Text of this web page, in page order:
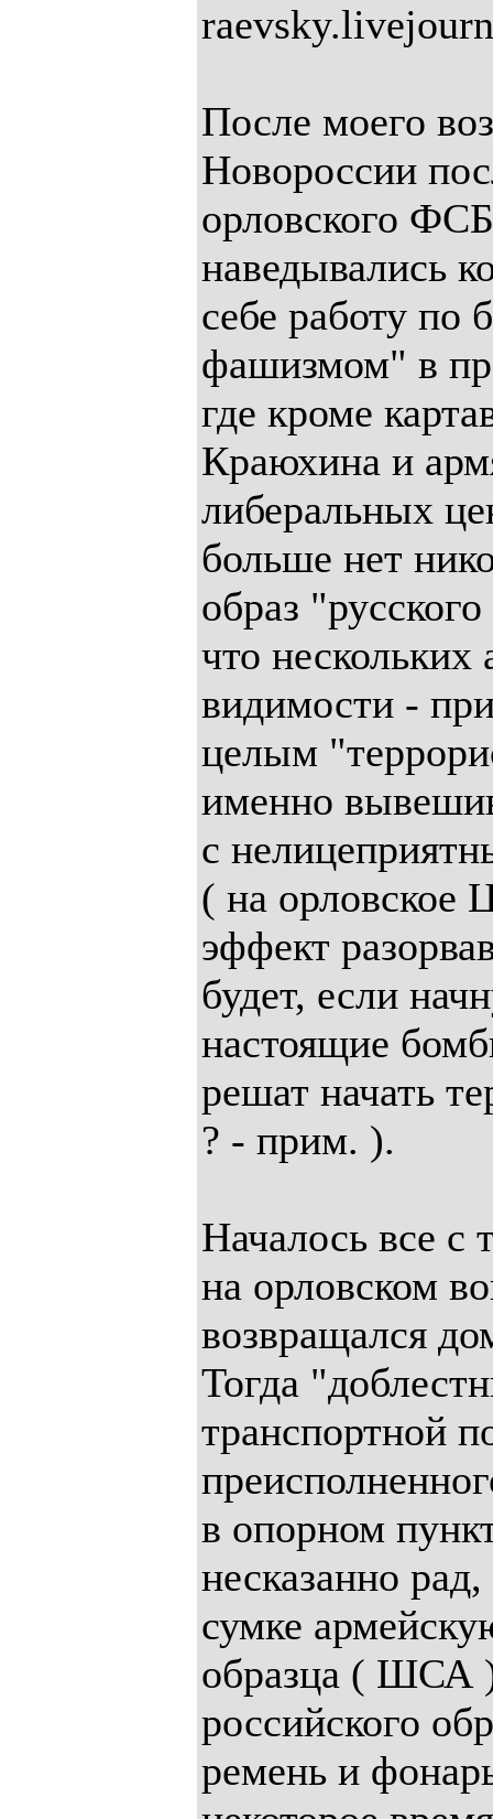
После моего
Новороссии
орловского
наведывались
себе работу по
фашизмом" в
где кроме
Краюхина и
либеральных
больше нет
образ
что нескольких
видимости -
целым
именно
с
( на орловское
эффект
будет, если
настоящие
решат начать
? - прим. ).
Началось все с
на орловском
возвращался
Тогда
транспортной
в опорном
несказанно
сумке
образца ( ШСА
российского
ремень и